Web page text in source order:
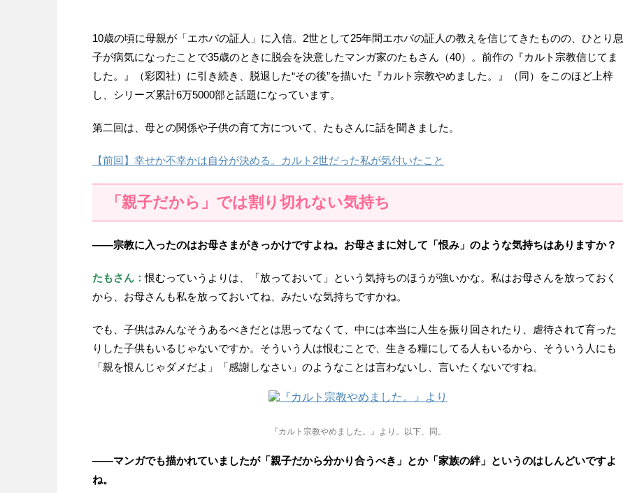
10歳の頃に母親が「エホバの証人」に入信。2世として25年間エホバの証人の教えを信じてきたものの、ひとり息
子が病気になったことで35歳のときに脱会を決意したマンガ家のたもさん（40）。前作の『カルト宗教信じてま
した。』（彩図社）に引き続き、脱退した“その後”を描いた『カルト宗教やめました。』（同）をこのほど上梓
し、シリーズ累計6万5000部と話題になっています。
第二回は、母との関係や子供の育て方について、たもさんに話を聞きました。
【前回】幸せか不幸かは自分が決める。カルト2世だった私が気付いたこと
「親子だから」では割り切れない気持ち
——宗教に入ったのはお母さまがきっかけですよね。お母さまに対して「恨み」のような気持ちはありますか？
たもさん：恨むっていうよりは、「放っておいて」という気持ちのほうが強いかな。私はお母さんを放っておく
から、お母さんも私を放っておいてね、みたいな気持ちですかね。
でも、子供はみんなそうあるべきだとは思ってなくて、中には本当に人生を振り回されたり、虐待されて育った
りした子供もいるじゃないですか。そういう人は恨むことで、生きる糧にしてる人もいるから、そういう人にも
「親を恨んじゃダメだよ」「感謝しなさい」のようなことは言わないし、言いたくないですね。
『カルト宗教やめました。』より。以下、同。
——マンガでも描かれていましたが「親子だから分かり合うべき」とか「家族の絆」というのはしんどいですよ
ね。